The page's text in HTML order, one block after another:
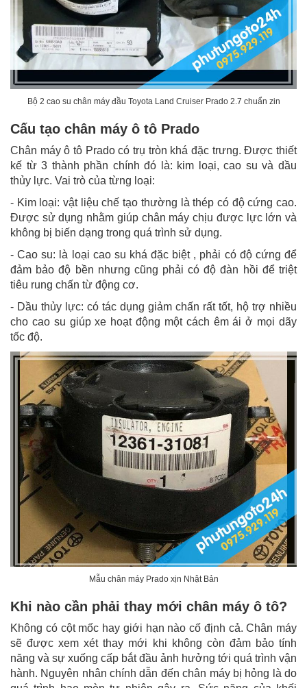
Bộ 2 cao su chân máy đầu Toyota Land Cruiser Prado 2.7 chuẩn zin
Cấu tạo chân máy ô tô Prado
Chân máy ô tô Prado có trụ tròn khá đặc trưng. Được thiết
kế từ 3 thành phần chính đó là: kim loại, cao su và dầu
thủy lực. Vai trò của từng loại:
- Kim loại: vật liệu chế tạo thường là thép có độ cứng cao.
Được sử dụng nhằm giúp chân máy chịu được lực lớn và
không bị biến dạng trong quá trình sử dụng.
- Cao su: là loại cao su khá đặc biệt , phải có độ cứng để
đảm bảo độ bền nhưng cũng phải có độ đàn hồi để triệt
tiêu rung chấn từ động cơ.
- Dầu thủy lực: có tác dụng giảm chấn rất tốt, hộ trợ nhiều
cho cao su giúp xe hoạt động một cách êm ái ở mọi dãy
tốc độ.
Mẫu chân máy Prado xịn Nhật Bản
Khi nào cần phải thay mới chân máy ô tô?
Không có cột mốc hay giới hạn nào cố định cả. Chân máy
sẽ được xem xét thay mới khi không còn đảm bảo tính
năng và sự xuống cấp bắt đầu ảnh hưởng tới quá trình vận
hành. Nguyên nhân chính dẫn đến chân máy bị hỏng là do